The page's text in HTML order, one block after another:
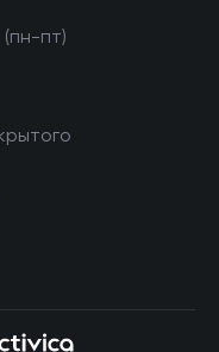
(пн-пт)